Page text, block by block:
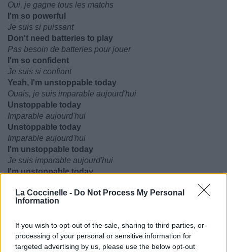
La Coccinelle - Do Not Process My Personal
Information
If you wish to opt-out of the sale, sharing to third parties, or
processing of your personal or sensitive information for
targeted advertising by us, please use the below opt-out
Oui, je gagne tous les matchs
I'm so powerful
Je suis si puissant
Don't need batteries to play
Pas besoin de batteries pour jouer
I'm so confident
Je suis si confiant
Yeah, I'm unstoppable today
Ouais, je suis imparable aujourd'hui
Unstoppable today
Imparable aujourd'hui
Unstoppable today
Imparable aujourd'hui
I'm unstoppable today
Je suis imparable aujourd'hui
I'm unstoppable today